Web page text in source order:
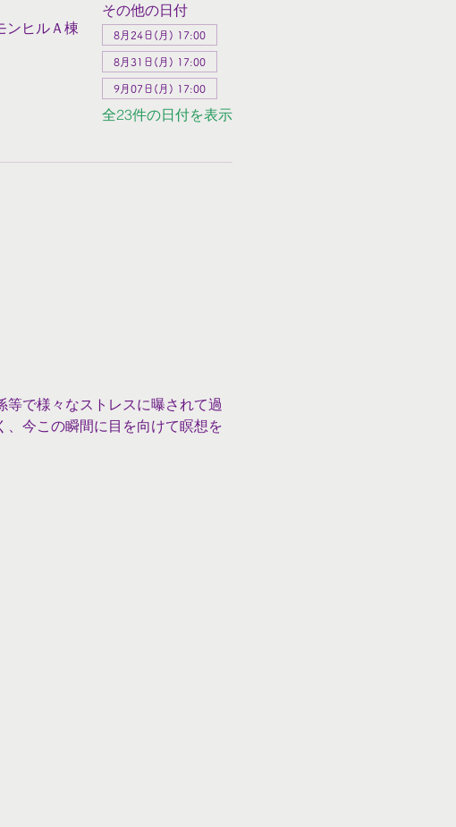
ンヒルＡ棟
その他の日付
8月24日(月) 17:00
8月31日(月) 17:00
9月07日(月) 17:00
全23件の日付を表示
で様々なストレスに曝されて過
今この瞬間に目を向けて瞑想を